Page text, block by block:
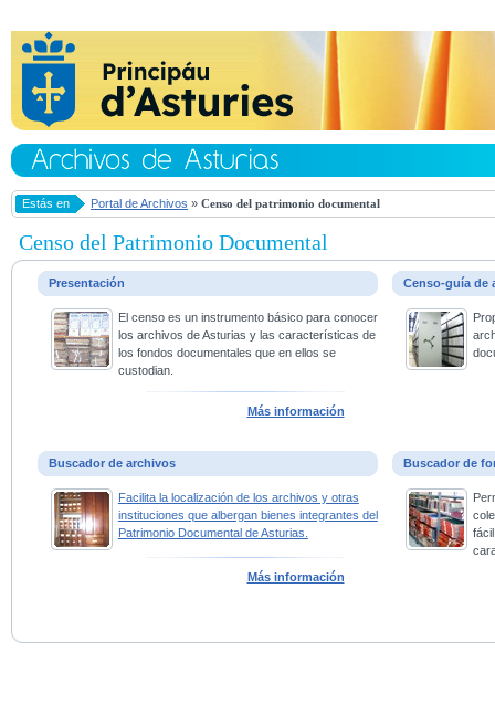
Estás en Portal de Archivos » Censo del patrimonio documental
Censo del Patrimonio Documental
Presentación
El censo es un instrumento básico para conocer
los archivos de Asturias y las características de
los fondos documentales que en ellos se
custodian.
Más información
Censo-guía de
Buscador de archivos
Facilita la localización de los archivos y otras
instituciones que albergan bienes integrantes del
Patrimonio Documental de Asturias.
Más información
Buscador de